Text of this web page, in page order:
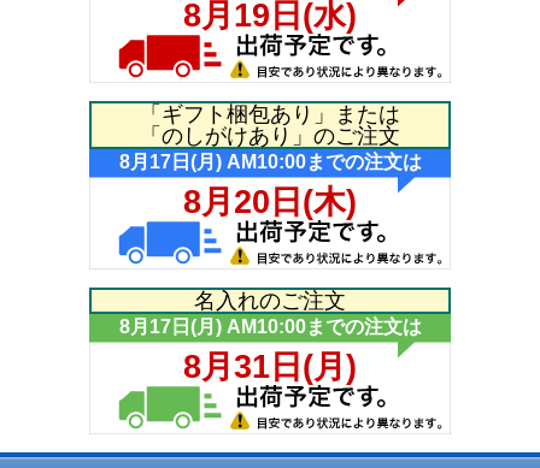
「ギフト梱包あり」または
「のしがけあり」のご注文
名入れのご注文